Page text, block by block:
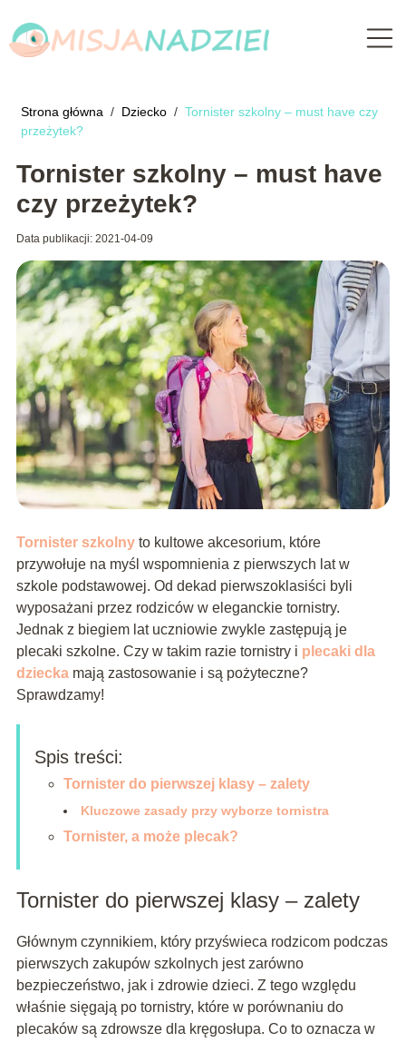
Strona główna / Dziecko / Tornister szkolny – must have czy
przeżytek?
Tornister szkolny – must have
czy przeżytek?
Data publikacji: 2021-04-09
Tornister szkolnyto kultowe akcesorium, które
przywołuje na myśl wspomnienia z pierwszych lat w
szkole podstawowej. Od dekad pierwszoklasiści byli
wyposażani przez rodziców w eleganckie tornistry.
Jednak z biegiem lat uczniowie zwykle zastępują je
plecaki szkolne. Czy w takim razie tornistry i plecaki dla
dzieckamają zastosowanie i są pożyteczne?
Sprawdzamy!
Spis treści:
Tornister do pierwszej klasy – zalety
Kluczowe zasady przy wyborze tornistra
Tornister, a może plecak?
Tornister do pierwszej klasy – zalety
Głównym czynnikiem, który przyświeca rodzicom podczas
pierwszych zakupów szkolnych jest zarówno
bezpieczeństwo, jak i zdrowie dzieci. Z tego względu
właśnie sięgają po tornistry, które w porównaniu do
plecaków są zdrowsze dla kręgosłupa. Co to oznacza w